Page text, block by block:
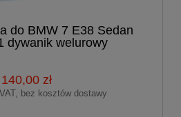
do BMW 7 E38 Sedan
dywanik welurowy
140,00 zł
bez kosztów dostawy